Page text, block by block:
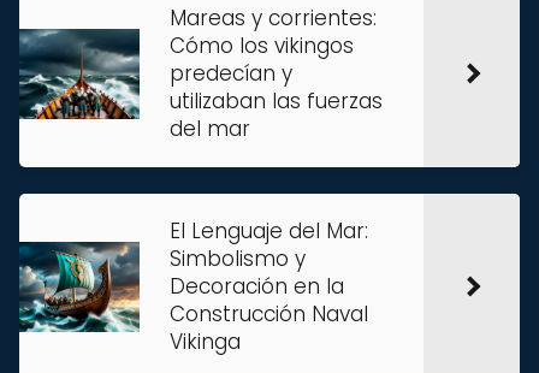
Mareas y corrientes:
Cómo los vikingos
predecían y
utilizaban las fuerzas
del mar
El Lenguaje del Mar:
Simbolismo y
Decoración en la
Construcción Naval
Vikinga